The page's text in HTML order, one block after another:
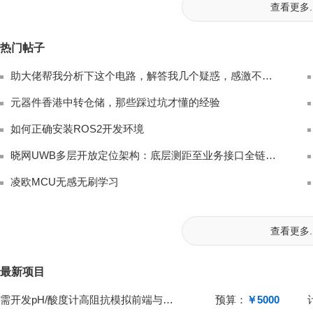
查看更多
热门帖子
助大佬帮我分析下这个电路，解答我几个疑惑，感激不尽！
元器件香港中转仓储，那些踩过坑才懂的经验
如何正确安装ROS2开发环境
晓网UWB多层开放定位架构：底层测距至业务接口全链路解析
凌欧MCU无感无刷学习
查看更多
最新项目
需开发pH/酸度计高阻抗模拟前端与单片机系统 预算： ￥5000